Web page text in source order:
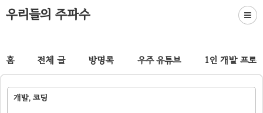
우리들의 주파수
홈 전체 글 방명록 우주 유튜브 1인 개발 프로
개발, 코딩